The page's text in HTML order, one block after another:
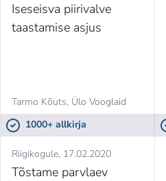
Iseseisva piirivalve
taastamise asjus
Tarmo Kõuts, Ülo Vooglaid
1000+ allkirja
Riigikogule 17.02.2020
Tõstame parvlaev